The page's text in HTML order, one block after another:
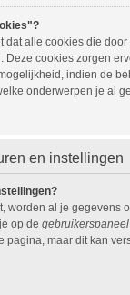
dat alle cookies die
Deze cookies zorgen
indien de
onderwerpen je al
en instellingen
worden al je gegevens
op de gebruikerspaneel
pagina, maar dit kan